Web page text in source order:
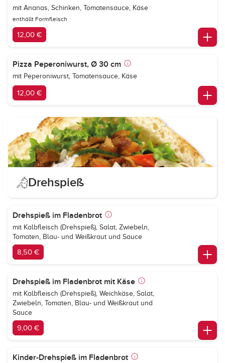
mit Ananas, Schinken, Tomatensauce, Käse
enthällt Formfleisch
12,00 €
Pizza Peperoniwurst, Ø 30 cm
mit Peperoniwurst, Tomatensauce, Käse
12,00 €
Drehspieß
Drehspieß im Fladenbrot
mit Kalbfleisch (Drehspieß), Salat, Zwiebeln,
Tomaten, Blau- und Weißkraut und Sauce
8,50 €
Drehspieß im Fladenbrot mit Käse
mit Kalbfleisch (Drehspieß), Weichkäse, Salat,
Zwiebeln, Tomaten, Blau- und Weißkraut und
Sauce
9,00 €
Kinder-Drehspieß im Fladenbrot